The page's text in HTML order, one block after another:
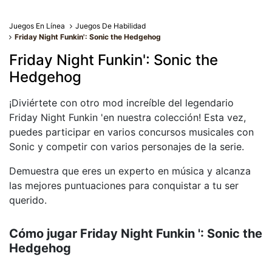
Juegos En Línea
Juegos De Habilidad
Friday Night Funkin': Sonic the Hedgehog
Friday Night Funkin': Sonic the
Hedgehog
¡Diviértete con otro mod increíble del legendario
Friday Night Funkin 'en nuestra colección! Esta vez,
puedes participar en varios concursos musicales con
Sonic y competir con varios personajes de la serie.
Demuestra que eres un experto en música y alcanza
las mejores puntuaciones para conquistar a tu ser
querido.
Cómo jugar Friday Night Funkin ': Sonic the
Hedgehog